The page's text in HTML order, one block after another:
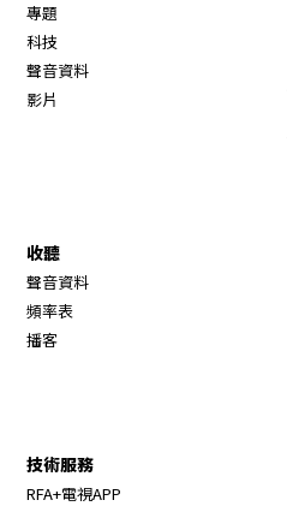
專題
科技
聲音資料
影片
收聽
聲音資料
頻率表
播客
技術服務
RFA+電視APP